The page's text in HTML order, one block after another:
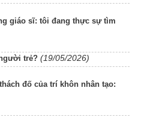
giáo sĩ: tôi đang thực sự tìm
trẻ? (19/05/2026)
đố của trí khôn nhân tạo: